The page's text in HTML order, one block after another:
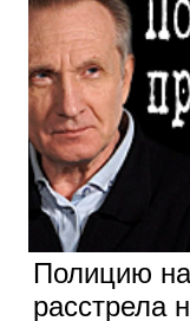
Полицию
расстрела